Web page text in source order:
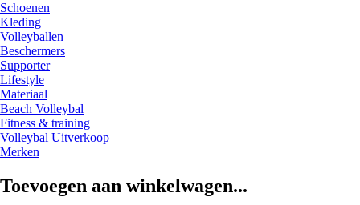
Schoenen
Kleding
Volleyballen
Beschermers
Supporter
Lifestyle
Materiaal
Beach Volleybal
Fitness & training
Volleybal Uitverkoop
Merken
Toevoegen aan winkelwagen...